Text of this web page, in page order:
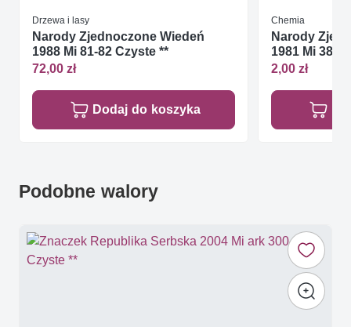
Drzewa i lasy
Narody Zjednoczone Wiedeń
1988 Mi 81-82 Czyste **
72,00 zł
Dodaj do koszyka
Chemia
Narody
1981 Mi 389-
2,00 zł
Podobne walory